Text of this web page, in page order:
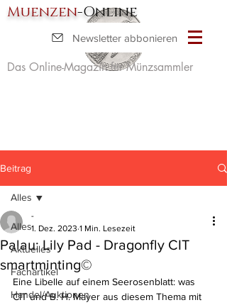
Muenzen-Online
Das Online-Magazin für Münzsammler
Newsletter abbonieren
Beitrag
Alles
Aktuelles
Fachartikel
Handel/Auktionen
Alles
Palau: Lily Pad - Dragonfly CIT
smartminting©
-
1. Dez. 2023 1 Min. Lesezeit
Eine Libelle auf einem Seerosenblatt: was
CIT und B. H. Mayer aus diesem Thema mit